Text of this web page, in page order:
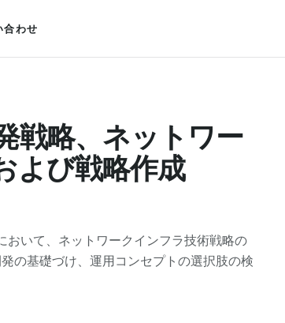
合わせ
戦略、ネットワー
よび戦略作成
いて、ネットワークインフラ技術戦略の
の基礎づけ、運用コンセプトの選択肢の検